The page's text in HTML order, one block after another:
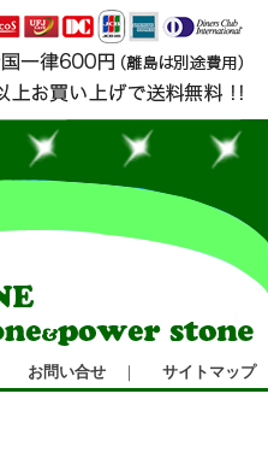
お問い合せ ｜ サイトマップ